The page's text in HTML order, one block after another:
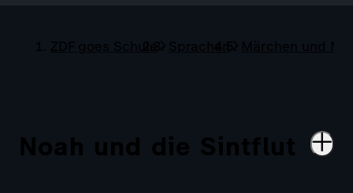
ZDF goes Schule Sprachen Märchen und
Noah und die Sintflut